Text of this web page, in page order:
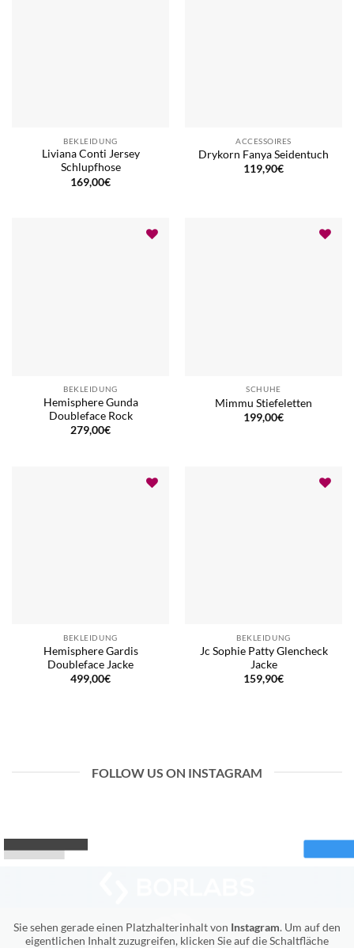
BEKLEIDUNG
Liviana Conti Jersey
Schlupfhose
169,00€
ACCESSOIRES
Drykorn Fanya Seidentuch
119,90€
BEKLEIDUNG
Hemisphere Gunda
Doubleface Rock
279,00€
SCHUHE
Mimmu Stiefeletten
199,00€
BEKLEIDUNG
Hemisphere Gardis
Doubleface Jacke
499,00€
BEKLEIDUNG
Jc Sophie Patty Glencheck
Jacke
159,90€
FOLLOW US ON INSTAGRAM
Sie sehen gerade einen Platzhalterinhalt von Instagram. Um auf den
eigentlichen Inhalt zuzugreifen, klicken Sie auf die Schaltfläche